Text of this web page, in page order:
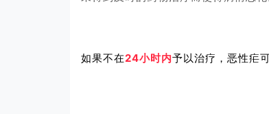
如果不在24小时内予以治疗，恶性疟